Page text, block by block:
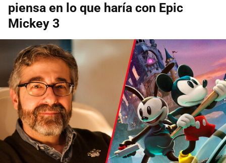
piensa en lo que haría con Epic
Mickey 3